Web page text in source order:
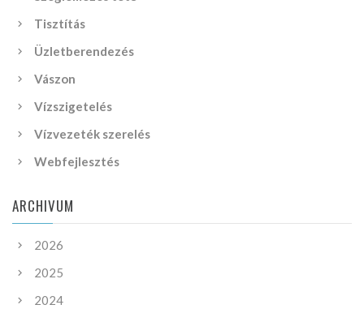
Tisztítás
Üzletberendezés
Vászon
Vízszigetelés
Vízvezeték szerelés
Webfejlesztés
ARCHIVUM
2026
2025
2024